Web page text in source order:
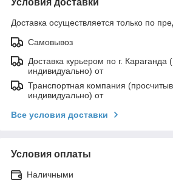
Доставка осуществляется только по
Самовывоз
Доставка курьером по г. Караганда
индивидуально) от
Транспортная компания
индивидуально) от
Все условия доставки
Условия оплаты
Наличными